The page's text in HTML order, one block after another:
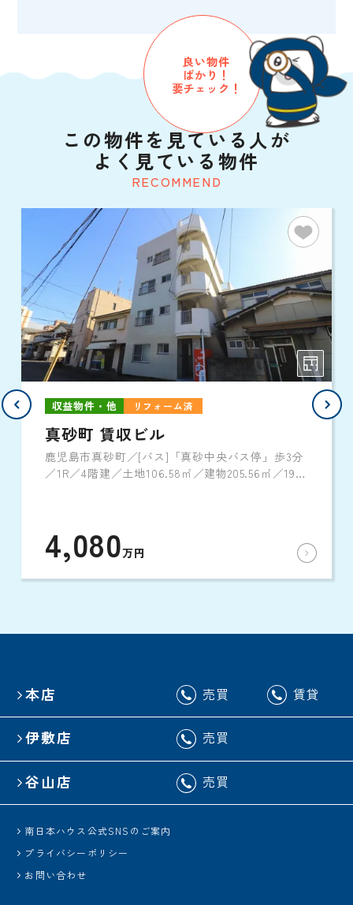
RECOMMEND
この物件を見ている人が
よく見ている物件
良い物件
ばかり！
要チェック！
収益物件・他 リフォーム済
真砂町 賃収ビル
鹿児島市真砂町／[バス]「真砂中央バス停」歩3分
／1R／4階建／土地106.58㎡／建物205.56㎡／1984
4,080万円
本店 売買 賃貸
伊敷店 売買
谷山店 売買
南日本ハウス公式SNSのご案内
プライバシーポリシー
お問い合わせ